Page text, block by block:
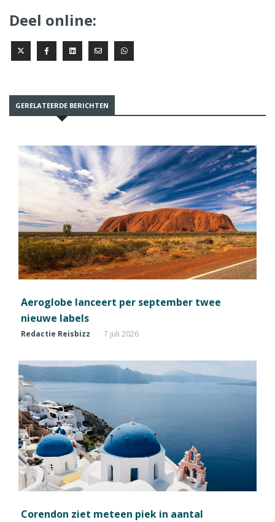
Deel online:
GERELATEERDE BERICHTEN
Aeroglobe lanceert per september twee
nieuwe labels
Redactie Reisbizz 7 juli 2026
Corendon ziet meteen piek in aantal